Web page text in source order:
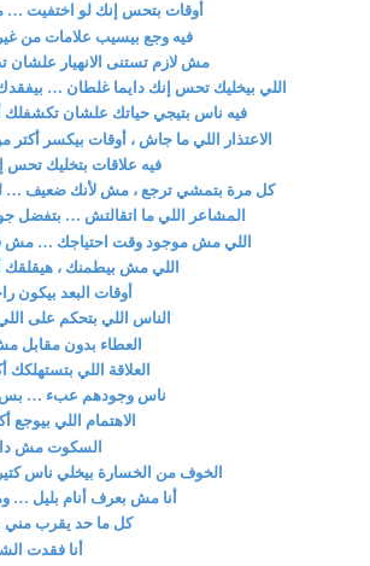
أوقات بتحس إنك لو اختفيت
فيه وجع بيسيب علامات من
مش لازم تستنى الانهيار
اللي بيخليك تحس إنك دايما غلطان …
فيه ناس بتيجي حياتك علشان تكشفلك
الاعتذار اللي ما جاش ، أوقات بيكسر أكتر
فيه علاقات بتخليك
كل مرة بتمشي ترجع ، مش لأنك ضعيف …
المشاعر اللي ما اتقالتش … بتفضل
اللي مش موجود وقت احتياجك … مش
اللي مش بيطمنك ، هيقلقك
أوقات البعد
الناس اللي بتحكم على
العطاء بدون مقابل
العلاقة اللي بتستهلكك
ناس وجودهم عبء … بس
الاهتمام اللي بيوجع
السكوت مش
الخوف من الخسارة بيخلي ناس
أنا مش بعرف أنام بليل …
كل ما حد يقرب مني
أنا فقدت